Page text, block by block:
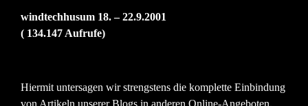
windtechhusum 18. – 22.9.2001
( 134.147 Aufrufe)
Hiermit untersagen wir strengstens die komplette Einbindung